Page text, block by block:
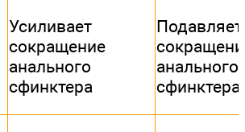
Усиливает
сокращение
анального
сфинктера
Подавляет
анального
сфинктера